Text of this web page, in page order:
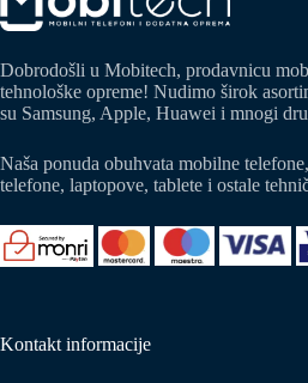
Dobrodošli u Mobitech, prodavnicu
tehnološke opreme! Nudimo širok
su Samsung, Apple, Huawei i mnogi
Naša ponuda obuhvata mobilne
telefone, laptopove, tablete i ostale
Kontakt informacije